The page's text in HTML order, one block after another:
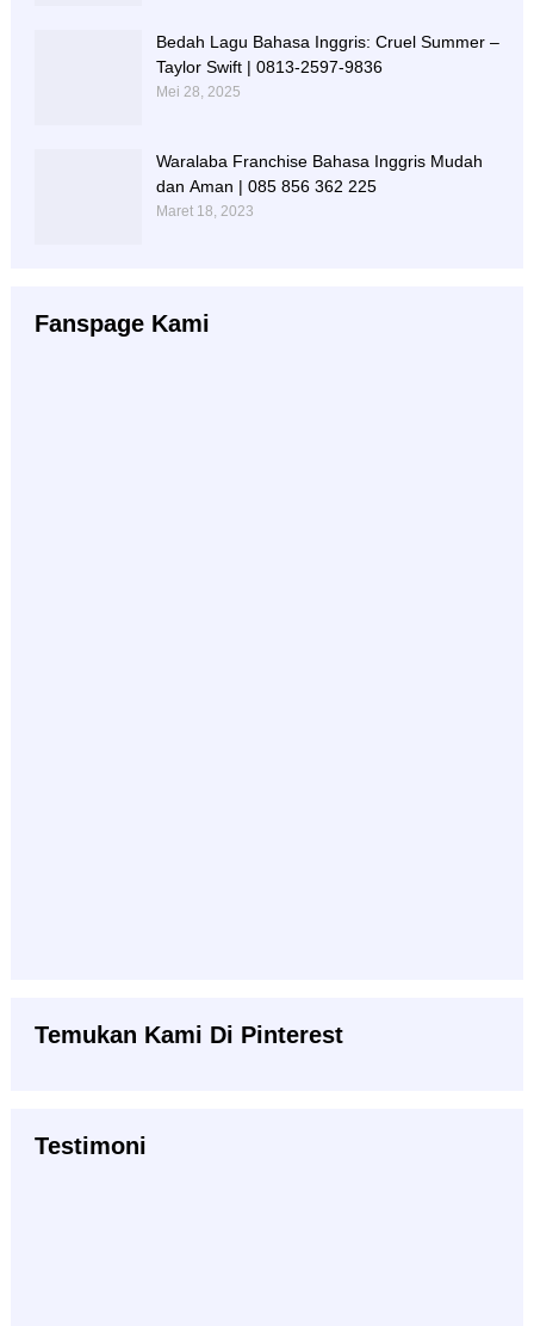
Bedah Lagu Bahasa Inggris: Cruel Summer –
Taylor Swift | 0813-2597-9836
Mei 28, 2025
Waralaba Franchise Bahasa Inggris Mudah
dan Aman | 085 856 362 225
Maret 18, 2023
Fanspage Kami
Temukan Kami Di Pinterest
Testimoni